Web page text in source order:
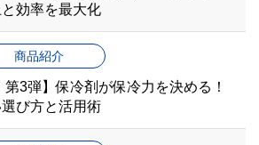
効率を最大化
商品紹介
第3弾】保冷剤が保冷力を決める！
び方と活用術